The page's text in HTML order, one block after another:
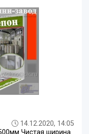
14.12.2020, 14:05
Чистая ширина